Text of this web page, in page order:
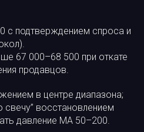
с подтверждением спроса и
67 000–68 500 при откате
продавцов.
в центре диапазона;
свечу” восстановлением
давление MA 50–200.